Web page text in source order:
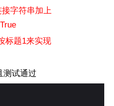
接字符串加上
题1来实现
测试通过